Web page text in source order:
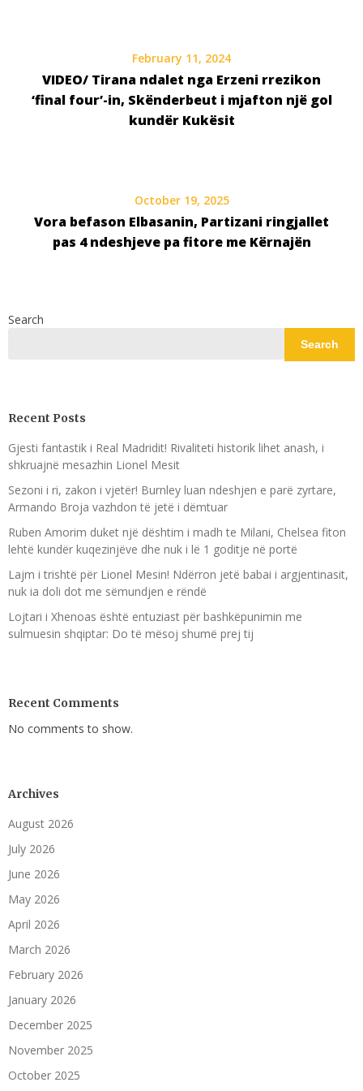
February 11, 2024
VIDEO/ Tirana ndalet nga Erzeni rrezikon
‘final four’-in, Skënderbeut i mjafton një gol
kundër Kukësit
October 19, 2025
Vora befason Elbasanin, Partizani ringjallet
pas 4 ndeshjeve pa fitore me Kërnajën
Search
Search
Recent Posts
Gjesti fantastik i Real Madridit! Rivaliteti historik lihet anash, i
shkruajnë mesazhin Lionel Mesit
Sezoni i ri, zakon i vjetër! Burnley luan ndeshjen e parë zyrtare,
Armando Broja vazhdon të jetë i dëmtuar
Ruben Amorim duket një dështim i madh te Milani, Chelsea fiton
lehtë kundër kuqezinjëve dhe nuk i lë 1 goditje në portë
Lajm i trishtë për Lionel Mesin! Ndërron jetë babai i argjentinasit,
nuk ia doli dot me sëmundjen e rëndë
Lojtari i Xhenoas është entuziast për bashkëpunimin me
sulmuesin shqiptar: Do të mësoj shumë prej tij
Recent Comments
No comments to show.
Archives
August 2026
July 2026
June 2026
May 2026
April 2026
March 2026
February 2026
January 2026
December 2025
November 2025
October 2025